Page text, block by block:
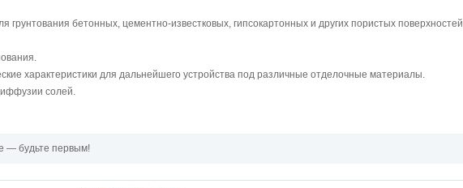
грунтования бетонных, цементно-известковых, гипсокартонных и других пористых поверхностей
характеристики для дальнейшего устройства под различные отделочные материалы.
солей.
— будьте первым!